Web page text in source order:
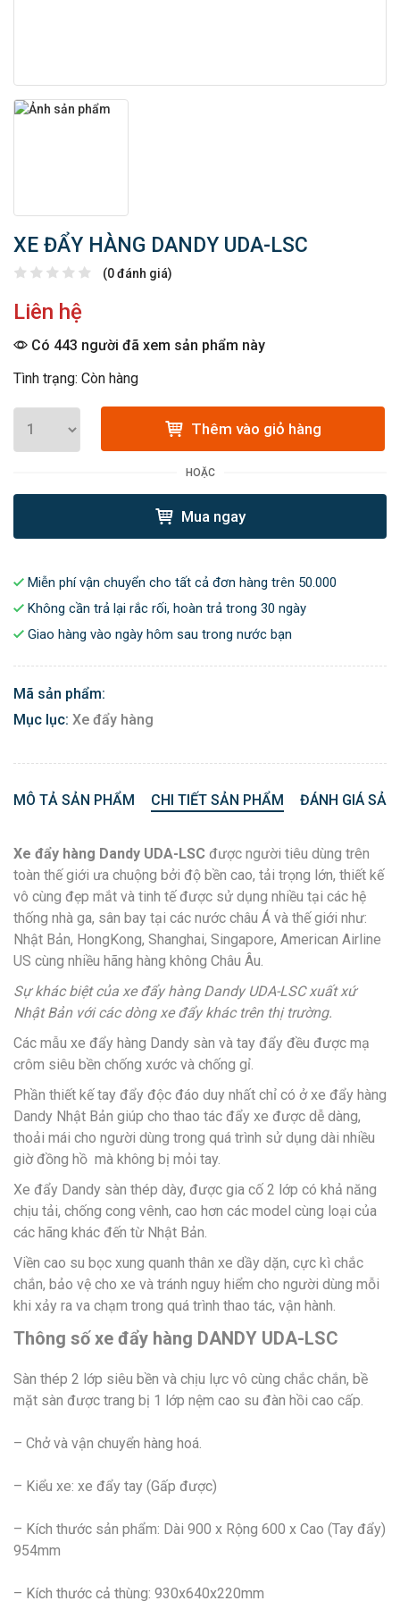
XE ĐẨY HÀNG DANDY UDA-LSC
(0 đánh giá)
Liên hệ
Có 443 người đã xem sản phẩm này
Tình trạng: Còn hàng
Thêm vào giỏ hàng
HOẶC
Mua ngay
Miễn phí vận chuyển cho tất cả đơn hàng trên 50.000
Không cần trả lại rắc rối, hoàn trả trong 30 ngày
Giao hàng vào ngày hôm sau trong nước bạn
Mã sản phẩm:
Mục lục: Xe đẩy hàng
MÔ TẢ SẢN PHẨM CHI TIẾT SẢN PHẨM ĐÁNH GIÁ
Xe đẩy hàng Dandy UDA-LSC được người tiêu dùng trên
toàn thế giới ưa chuộng bởi độ bền cao, tải trọng lớn, thiết kế
vô cùng đẹp mắt và tinh tế được sử dụng nhiều tại các hệ
thống nhà ga, sân bay tại các nước châu Á và thế giới như:
Nhật Bản, HongKong, Shanghai, Singapore, American Airline
US cùng nhiều hãng hàng không Châu Âu.
Sự khác biệt của xe đẩy hàng Dandy UDA-LSC xuất xứ
Nhật Bản với các dòng xe đẩy khác trên thị trường.
Các mẫu xe đẩy hàng Dandy sàn và tay đẩy đều được mạ
crôm siêu bền chống xước và chống gỉ.
Phần thiết kế tay đẩy độc đáo duy nhất chỉ có ở xe đẩy hàng
Dandy Nhật Bản giúp cho thao tác đẩy xe được dễ dàng,
thoải mái cho người dùng trong quá trình sử dụng dài nhiều
giờ đồng hồ mà không bị mỏi tay.
Xe đẩy Dandy sàn thép dày, được gia cố 2 lớp có khả năng
chịu tải, chống cong vênh, cao hơn các model cùng loại của
các hãng khác đến từ Nhật Bản.
Viền cao su bọc xung quanh thân xe dầy dặn, cực kì chắc
chắn, bảo vệ cho xe và tránh nguy hiểm cho người dùng mỗi
khi xảy ra va chạm trong quá trình thao tác, vận hành.
Thông số xe đẩy hàng DANDY UDA-LSC
Sàn thép 2 lớp siêu bền và chịu lực vô cùng chắc chắn, bề
mặt sàn được trang bị 1 lớp nệm cao su đàn hồi cao cấp.
– Chở và vận chuyển hàng hoá.
– Kiểu xe: xe đẩy tay (Gấp được)
– Kích thước sản phẩm: Dài 900 x Rộng 600 x Cao (Tay đẩy)
954mm
– Kích thước cả thùng: 930x640x220mm